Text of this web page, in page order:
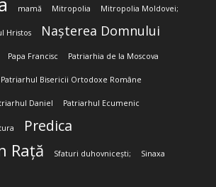
mamă Mitropolia Mitropolia Moldovei;
Hristos Nașterea Domnului
Papa Francisc Patriarhia de la Moscova
Patriarhul Bisericii Ortodoxe Române
Daniel Patriarhul Ecumenic
Predica
Rață Sfaturi duhovnicești; Sinaxa